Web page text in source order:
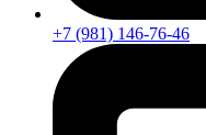
+7 (981) 146-76-46